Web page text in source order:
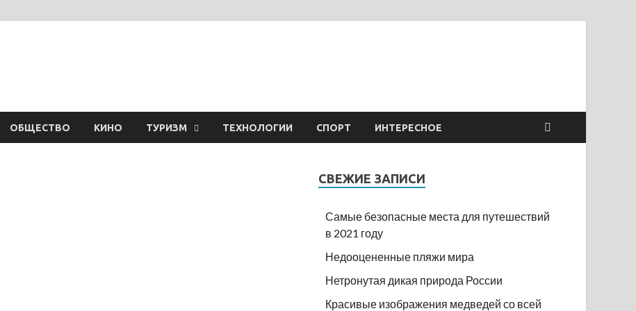
ОБЩЕСТВО КИНО ТУРИЗМ ТЕХНОЛОГИИ СПОРТ ИНТЕРЕСНОЕ
СВЕЖИЕ ЗАПИСИ
Самые безопасные места для путешествий
в 2021 году
Недооцененные пляжи мира
Нетронутая дикая природа России
Красивые изображения медведей со всей